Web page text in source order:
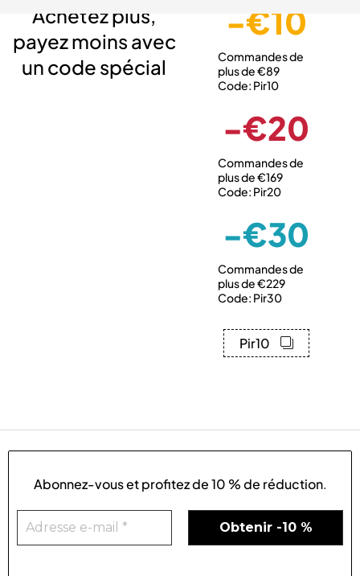
Achetez plus,
payez moins avec
un code spécial
-€10
Commandes de
plus de €89
Code: Pir10
-€20
Commandes de
plus de €169
Code: Pir20
-€30
Commandes de
plus de €229
Code: Pir30
Pir10
Abonnez-vous et profitez de10 % de réduction.